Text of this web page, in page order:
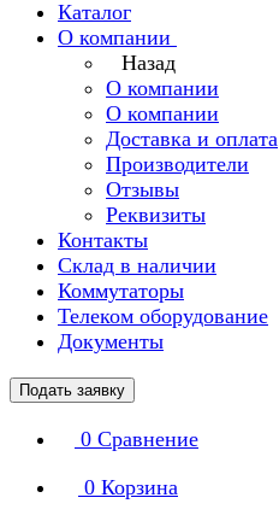
Каталог
О компании
Назад
О компании
О компании
Доставка и оплата
Производители
Отзывы
Реквизиты
Контакты
Склад в наличии
Коммутаторы
Телеком оборудование
Документы
Подать заявку
0 Сравнение
0 Корзина